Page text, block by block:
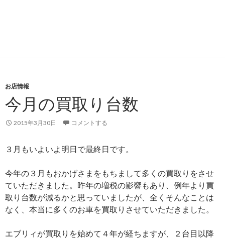
お店情報
今月の買取り台数
2015年3月30日 コメントする
３月もいよいよ明日で最終日です。
今年の３月もおかげさまをもちまして多くの買取りをさせ
ていただきました。昨年の増税の影響もあり、例年より買
取り台数が減るかと思っていましたが、全くそんなことは
なく、本当に多くのお車を買取りさせていただきました。
エブリィが買取りを始めて４年が経ちますが、２台目以降